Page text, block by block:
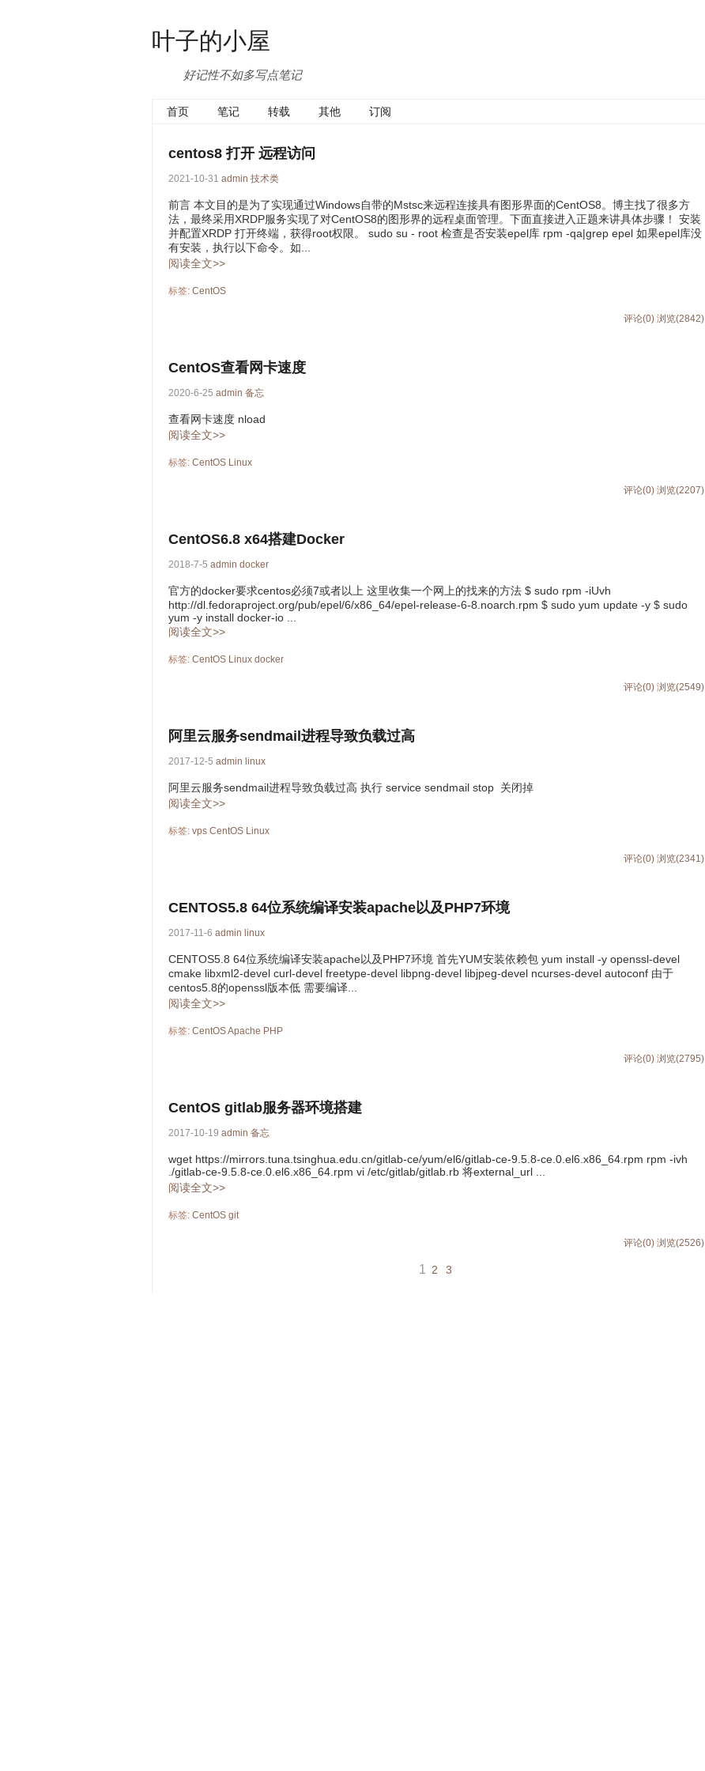
叶子的小屋
好记性不如多写点笔记
首页 笔记 转载 其他 订阅
centos8 打开 远程访问
2021-10-31 admin 技术类
前言 本文目的是为了实现通过Windows自带的Mstsc来远程连接具有图形界面的CentOS8。博主找了很多方
法，最终采用XRDP服务实现了对CentOS8的图形界的远程桌面管理。下面直接进入正题来讲具体步骤！ 安装
并配置XRDP 打开终端，获得root权限。 sudo su - root 检查是否安装epel库 rpm -qa|grep epel 如果epel库没
有安装，执行以下命令。如...
阅读全文>>
标签: CentOS
评论(0) 浏览(2842)
CentOS查看网卡速度
2020-6-25 admin 备忘
查看网卡速度 nload
阅读全文>>
标签: CentOS Linux
评论(0) 浏览(2207)
CentOS6.8 x64搭建Docker
2018-7-5 admin docker
官方的docker要求centos必须7或者以上 这里收集一个网上的找来的方法 $ sudo rpm -iUvh
http://dl.fedoraproject.org/pub/epel/6/x86_64/epel-release-6-8.noarch.rpm $ sudo yum update -y $ sudo
yum -y install docker-io ...
阅读全文>>
标签: CentOS Linux docker
评论(0) 浏览(2549)
阿里云服务sendmail进程导致负载过高
2017-12-5 admin linux
阿里云服务sendmail进程导致负载过高 执行 service sendmail stop 关闭掉
阅读全文>>
标签: vps CentOS Linux
评论(0) 浏览(2341)
CENTOS5.8 64位系统编译安装apache以及PHP7环境
2017-11-6 admin linux
CENTOS5.8 64位系统编译安装apache以及PHP7环境 首先YUM安装依赖包 yum install -y openssl-devel
cmake libxml2-devel curl-devel freetype-devel libpng-devel libjpeg-devel ncurses-devel autoconf 由于
centos5.8的openssl版本低 需要编译...
阅读全文>>
标签: CentOSApache PHP
评论(0) 浏览(2795)
CentOS gitlab服务器环境搭建
2017-10-19 admin 备忘
wget https://mirrors.tuna.tsinghua.edu.cn/gitlab-ce/yum/el6/gitlab-ce-9.5.8-ce.0.el6.x86_64.rpm rpm -ivh
./gitlab-ce-9.5.8-ce.0.el6.x86_64.rpm vi /etc/gitlab/gitlab.rb 将external_url ...
阅读全文>>
标签: CentOS git
评论(0) 浏览(2526)
1 2 3